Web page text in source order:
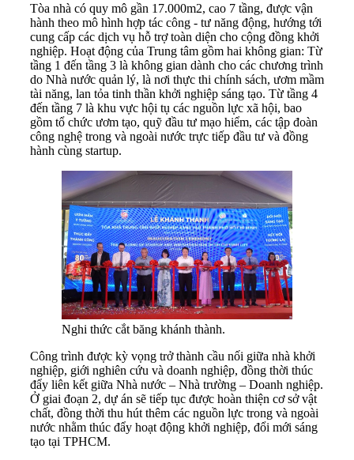
Tòa nhà có quy mô gần 17.000m2, cao 7 tầng, được vận
hành theo mô hình hợp tác công - tư năng động, hướng tới
cung cấp các dịch vụ hỗ trợ toàn diện cho cộng đồng khởi
nghiệp. Hoạt động của Trung tâm gồm hai không gian: Từ
tầng 1 đến tầng 3 là không gian dành cho các chương trình
do Nhà nước quản lý, là nơi thực thi chính sách, ươm mầm
tài năng, lan tỏa tinh thần khởi nghiệp sáng tạo. Từ tầng 4
đến tầng 7 là khu vực hội tụ các nguồn lực xã hội, bao
gồm tổ chức ươm tạo, quỹ đầu tư mạo hiểm, các tập đoàn
công nghệ trong và ngoài nước trực tiếp đầu tư và đồng
hành cùng startup.
Nghi thức cắt băng khánh thành.
Công trình được kỳ vọng trở thành cầu nối giữa nhà khởi
nghiệp, giới nghiên cứu và doanh nghiệp, đồng thời thúc
đẩy liên kết giữa Nhà nước – Nhà trường – Doanh nghiệp.
Ở giai đoạn 2, dự án sẽ tiếp tục được hoàn thiện cơ sở vật
chất, đồng thời thu hút thêm các nguồn lực trong và ngoài
nước nhằm thúc đẩy hoạt động khởi nghiệp, đổi mới sáng
tạo tại TPHCM.